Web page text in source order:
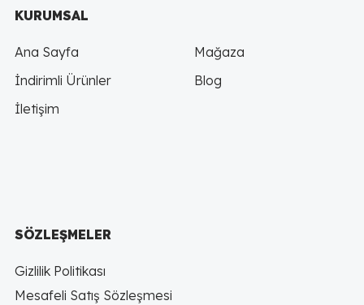
KURUMSAL
Ana Sayfa
Mağaza
İndirimli Ürünler
Blog
İletişim
SÖZLEŞMELER
Gizlilik Politikası
Mesafeli Satış Sözleşmesi